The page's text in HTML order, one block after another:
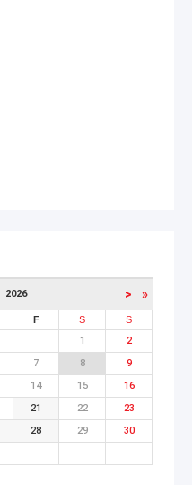
2026 > »
F S S
1
2
7 8
9
14 15
16
21 22
23
28 29
30